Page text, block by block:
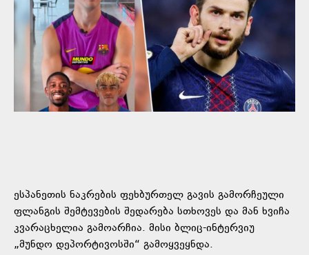
ესპანეთის ნაკრების ფეხბურთელ გავის გამორჩეული
ფლანგის შემტევების შედარება სთხოვეს და მან ხვიჩა
კვარაცხელია გამოარჩია. მისი ბლიც-ინტერვიუ
„მუნდო დეპორტივოსში“ გამოყვეყნდა.